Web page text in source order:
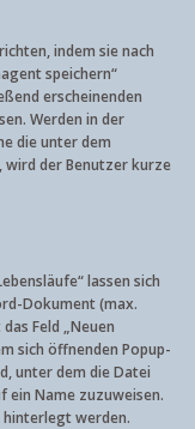
indem sie nach
speichern“
erscheinenden
Werden in der
die unter dem
der Benutzer kurze
lassen sich
Dokument (max.
Feld „Neuen
sich öffnenden Popup-
unter dem die Datei
ein Name zuzuweisen.
hinterlegt werden.